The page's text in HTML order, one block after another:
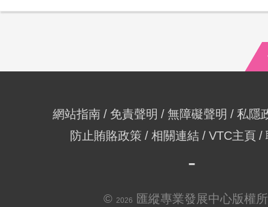
網站指南 免責聲明 無障礙聲明
私隱
防止賄賂政策
相關連結 VTC主頁
© 2026
匯縱專業發展中心版權